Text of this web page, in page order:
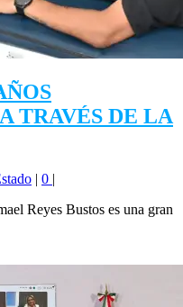
TRAVÉS DE LA
| 0 |
Reyes Bustos es una gran